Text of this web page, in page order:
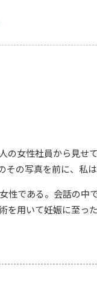
の女性社員から見せ
の写真を前に、私
性である。会話の
を用いて妊娠に至